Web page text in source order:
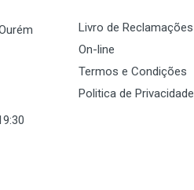
Livro de Reclamações
On-line
Termos e Condições
Politica de Privacidade